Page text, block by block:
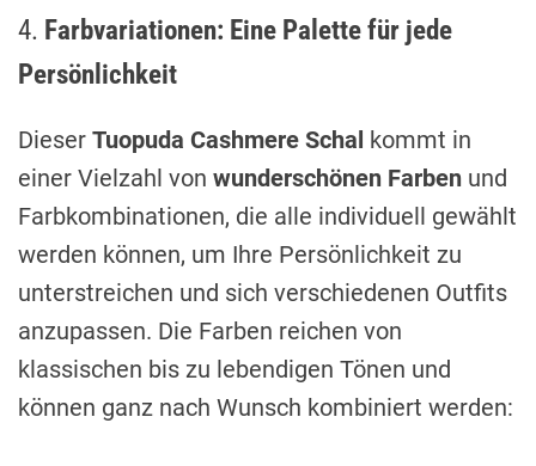
4. Farbvariationen: Eine Palette für jede
Persönlichkeit
Dieser Tuopuda Cashmere Schal kommt in
einer Vielzahl von wunderschönen Farben und
Farbkombinationen, die alle individuell gewählt
werden können, um Ihre Persönlichkeit zu
unterstreichen und sich verschiedenen Outfits
anzupassen. Die Farben reichen von
klassischen bis zu lebendigen Tönen und
können ganz nach Wunsch kombiniert werden: